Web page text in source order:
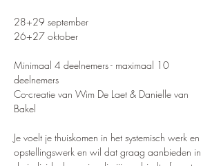
28+29 september
26+27 oktober
Minimaal 4 deelnemers - maximaal 10
deelnemers
Co-creatie van Wim De Laet & Danielle van
Bakel
Je voelt je thuiskomen in het systemisch werk en
opstellingswerk en wil dat graag aanbieden in